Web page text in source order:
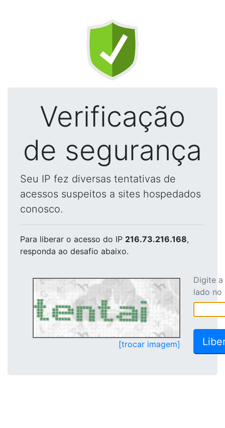
Verificação
de segurança
Seu IP fez diversas tentativas de
acessos suspeitos a sites hospedados
conosco.
Para liberar o acesso do IP 216.73.216.168,
responda ao desafio abaixo.
[trocar imagem]
Digite
lado no